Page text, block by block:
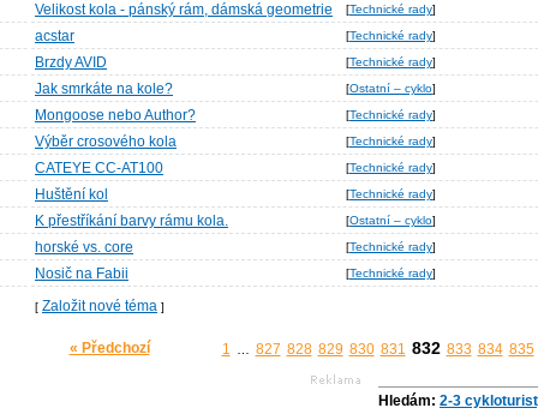
Velikost kola - pánský rám, dámská geometrie [Technické rady]
acstar [Technické rady]
Brzdy AVID [Technické rady]
Jak smrkáte na kole? [Ostatní – cyklo]
Mongoose nebo Author? [Technické rady]
Výběr crosového kola [Technické rady]
CATEYE CC-AT100 [Technické rady]
Huštění kol [Technické rady]
K přestříkání barvy rámu kola. [Ostatní – cyklo]
horské vs. core [Technické rady]
Nosič na Fabii [Technické rady]
[ Založit nové téma ]
« Předchozí 1 827 828 829 830 831 832 833 834 835
Hledám: 2-3